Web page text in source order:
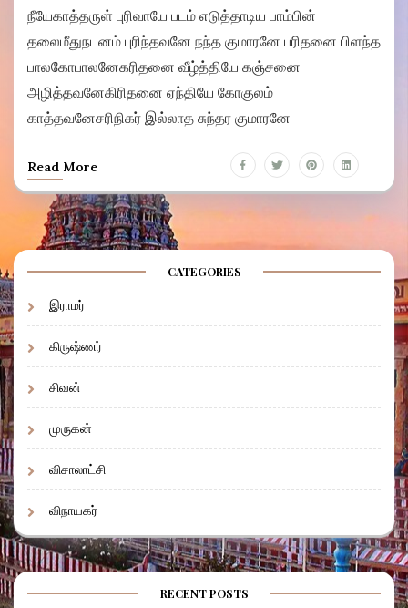
நீயேகாத்தருள் புரிவாயே படம் எடுத்தாடிய பாம்பின்
தலைமீதுநடனம் புரிந்தவனே நந்த குமாரனே பரிதனை பிளந்த
பாலகோபாலனேகரிதனை வீழ்த்தியே கஞ்சனை
அழித்தவனேகிரிதனை ஏந்தியே கோகுலம்
காத்தவனேசரிநிகர் இல்லாத சுந்தர குமாரனே
Read More
CATEGORIES
இராமர்
கிருஷ்ணர்
சிவன்
முருகன்
விசாலாட்சி
விநாயகர்
RECENT POSTS